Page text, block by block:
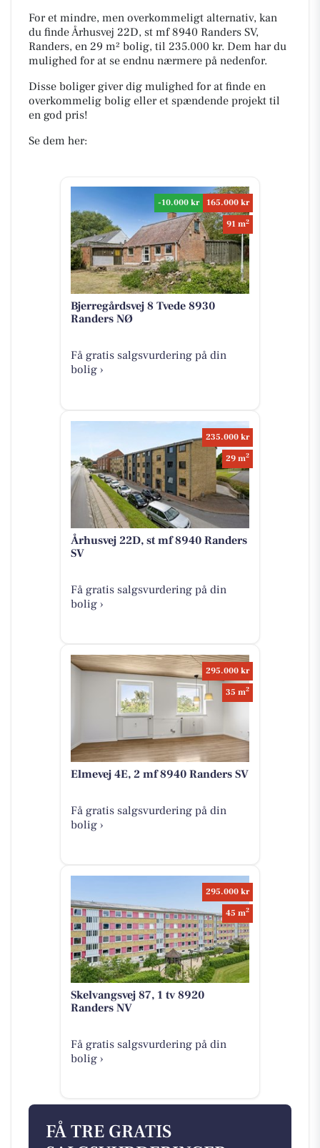
For et mindre, men overkommeligt alternativ, kan
du finde Århusvej 22D, st mf 8940 Randers SV,
Randers, en 29 m² bolig, til 235.000 kr. Dem har du
mulighed for at se endnu nærmere på nedenfor.
Disse boliger giver dig mulighed for at finde en
overkommelig bolig eller et spændende projekt til
en god pris!
Se dem her:
-10.000 kr
165.000 kr
91 m2
Bjerregårdsvej 8 Tvede 8930
Randers NØ
Få gratis salgsvurdering på din
bolig ›
235.000 kr
29 m2
Århusvej 22D, st mf 8940 Randers
SV
Få gratis salgsvurdering på din
bolig ›
295.000 kr
35 m2
Elmevej 4E, 2 mf 8940 Randers SV
Få gratis salgsvurdering på din
bolig ›
295.000 kr
45 m2
Skelvangsvej 87, 1 tv 8920
Randers NV
Få gratis salgsvurdering på din
bolig ›
FÅ TRE GRATIS